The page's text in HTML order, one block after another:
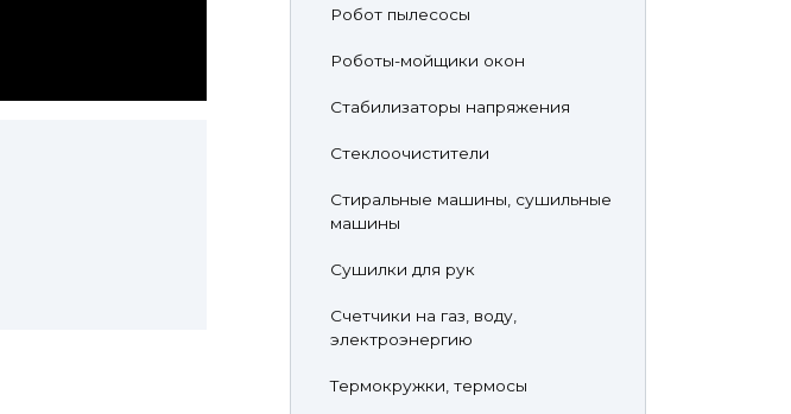
Робот пылесосы
Роботы-мойщики окон
Стабилизаторы напряжения
Стеклоочистители
Стиральные машины, сушильные
машины
Сушилки для рук
Счетчики на газ, воду,
электроэнергию
Термокружки, термосы